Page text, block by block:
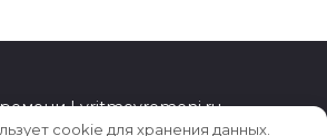
| vritmevremeni.ru
cookie для хранения данных.